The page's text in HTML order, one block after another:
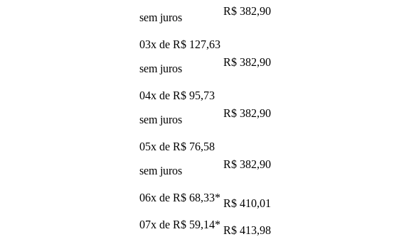
sem juros
R$ 382,90
03x de R$ 127,63
sem juros
R$ 382,90
04x de R$ 95,73
sem juros
R$ 382,90
05x de R$ 76,58
sem juros
R$ 382,90
06x de R$ 68,33* R$ 410,01
07x de R$ 59,14* R$ 413,98